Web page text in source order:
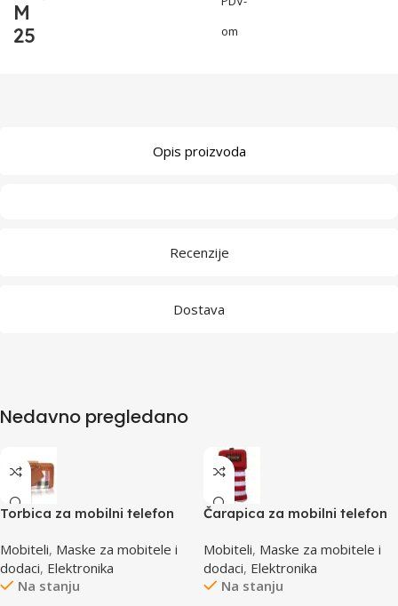
M
25
om
Opis proizvoda
Recenzije
Dostava
Nedavno pregledano
Torbica za mobilni telefon
110x45x17mm
Mobiteli, Maske za mobitele i
dodaci, Elektronika
Na stanju
Čarapica za mobilni telefon
65x100mm
Mobiteli, Maske za mobitele i
dodaci, Elektronika
Na stanju